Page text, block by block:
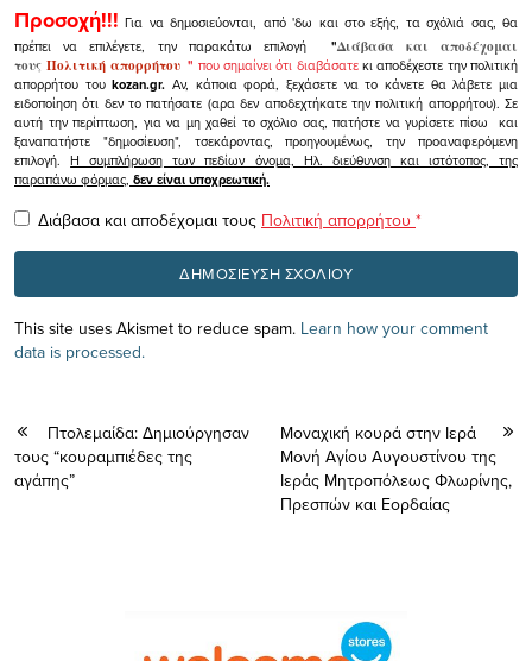
Προσοχή!!! Για να δημοσιεύονται, από 'δω και στο εξής, τα σχόλιά σας, θα
πρέπει να επιλέγετε, την παρακάτω επιλογή
"Διάβασα και αποδέχομαι
τουςΠολιτική απορρήτου" που σημαίνει ότι διαβάσατεκι αποδέχεστε την πολιτική
απορρήτου τουkozan.gr. Αν, κάποια φορά, ξεχάσετε να το κάνετε θα λάβετε μια
ειδοποίηση ότι δεν το πατήσατε (αρα δεν αποδεχτήκατε την πολιτική απορρήτου). Σε
αυτή την περίπτωση, για να μη χαθεί το σχόλιο σας, πατήστε να γυρίσετε πίσω και
ξαναπατήστε "δημοσίευση", τσεκάροντας, προηγουμένως, την προαναφερόμενη
επιλογή.Η συμπλήρωση των πεδίων όνομα, Ηλ. διεύθυνση και ιστότοπος, της
παραπάνω φόρμας, δεν είναι υποχρεωτική.
Διάβασα και αποδέχομαι τους Πολιτική απορρήτου *
This site uses Akismet to reduce spam. Learn how your comment
data is processed.
Πτολεμαίδα: Δημιούργησαν
τους “κουραμπιέδες της
αγάπης”
Μοναχική κουρά στην Ιερά
Μονή Αγίου Αυγουστίνου της
Ιεράς Μητροπόλεως Φλωρίνης,
Πρεσπών και Εορδαίας